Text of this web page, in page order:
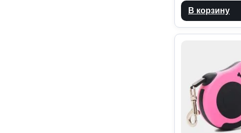
В корзину